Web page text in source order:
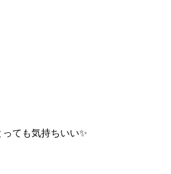
ても気持ちいい✨